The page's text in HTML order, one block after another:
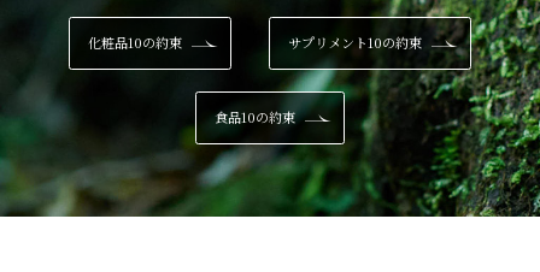
化粧品10の約束 サプリメント10の約束
食品10の約束